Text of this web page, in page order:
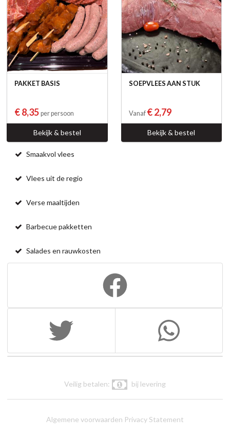
PAKKET BASIS
€ 8,35 per persoon
Bekijk & bestel
SOEPVLEES AAN STUK
Vanaf € 2,79
Bekijk & bestel
Smaakvol vlees
Vlees uit de regio
Verse maaltijden
Barbecue pakketten
Salades en rauwkosten
Veilig betalen: bij levering
Algemene voorwaarden Privacy Statement